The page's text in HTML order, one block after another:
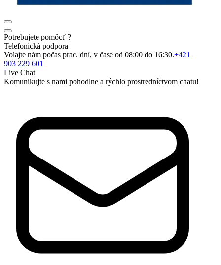
Potrebujete pomôcť ?
Telefonická podpora
Volajte nám počas prac. dní, v čase od 08:00 do 16:30.+421
903 229 601
Live Chat
Komunikujte s nami pohodlne a rýchlo prostredníctvom chatu!